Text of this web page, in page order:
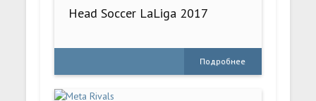
Head Soccer LaLiga 2017
Подробнее